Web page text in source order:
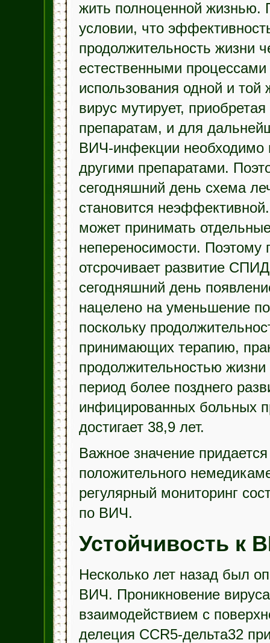
жить полноценной жизнью.
условии, что
продолжительность жизни
естественными
использования одной и той
вирус мутирует,
препаратам, и для
ВИЧ-инфекции необходимо
другими препаратами.
сегодняшний день схема
становится
может принимать
непереносимости. Поэтому
отсрочивает развитие
сегодняшний день
нацелено на уменьшение
поскольку
принимающих терапию,
продолжительностью
период более позднего
инфицированных больных
достигает 38,9 лет.
Важное значение
положительного
регулярный мониторинг
по ВИЧ.
Устойчивость к
Несколько лет назад был
ВИЧ. Проникновение
взаимодействием с
делеция CCR5-дельта32